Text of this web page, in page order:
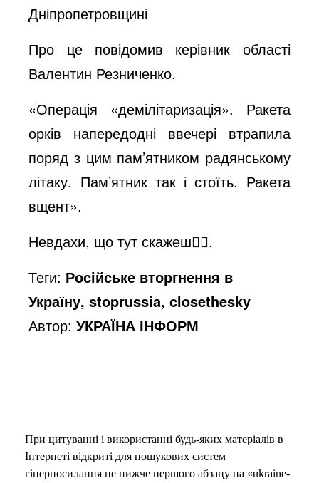
Дніпропетровщині
Про це повідомив керівник області
Валентин Резниченко.
«Операція «демілітаризація». Ракета
орків напередодні ввечері втрапила
поряд з цим пам’ятником радянському
літаку. Пам’ятник так і стоїть. Ракета
вщент».
Невдахи, що тут скажеш🤦‍♂️.
Теги: Російське вторгнення в
Україну, stoprussia, closethesky
Автор:УКРАЇНА ІНФОРМ
При цитуванні і використанні будь-яких матеріалів в
Інтернеті відкриті для пошукових систем
гіперпосилання не нижче першого абзацу на «ukraine-